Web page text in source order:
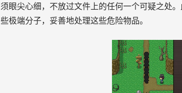
须眼尖心细，不放过文件上的任何一个可疑之处
些极端分子，妥善地处理这些危险物品。